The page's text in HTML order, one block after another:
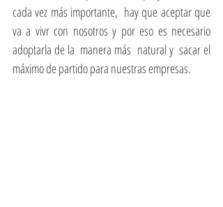
cada vez más importante,  hay que aceptar que
va a vivr con nosotros y por eso es necesario
adoptarla de la  manera más  natural y  sacar el
máximo de partido para nuestras empresas.